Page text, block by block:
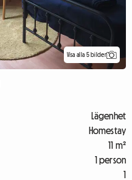
Visa alla 5 bilder
Lägenhet
Homestay
11 m²
1 person
1